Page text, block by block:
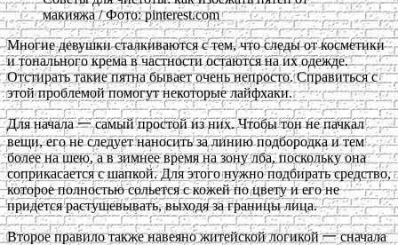
макияжа / Фото: pinterest.com
Многие девушки сталкиваются с тем, что следы от косметики
и тонального крема в частности остаются на их одежде.
Отстирать такие пятна бывает очень непросто. Справиться с
этой проблемой помогут некоторые лайфхаки.
Для начала 一 самый простой из них. Чтобы тон не пачкал
вещи, его не следует наносить за линию подбородка и тем
более на шею, а в зимнее время на зону лба, поскольку она
соприкасается с шапкой. Для этого нужно подбирать средство,
которое полностью сольется с кожей по цвету и его не
придется растушевывать, выходя за границы лица.
Второе правило также навеяно житейской логикой 一 сначала